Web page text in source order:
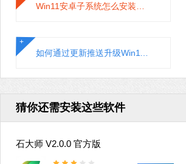
猜你还需安装这些软件
石大师 V2.0.0 官方版